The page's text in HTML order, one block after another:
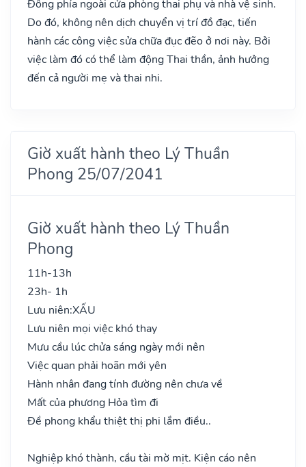
Đông phía ngoài cửa phòng thai phụ và nhà vệ sinh.
Do đó, không nên dịch chuyển vị trí đồ đạc, tiến
hành các công việc sửa chữa đục đẽo ở nơi này. Bởi
việc làm đó có thể làm động Thai thần, ảnh hưởng
đến cả người mẹ và thai nhi.
Giờ xuất hành theo Lý Thuần
Phong 25/07/2041
Giờ xuất hành theo Lý Thuần
Phong
11h-13h
23h- 1h
Lưu niên:XẤU
Lưu niên mọi việc khó thay
Mưu cầu lúc chửa sáng ngày mới nên
Việc quan phải hoãn mới yên
Hành nhân đang tính đường nên chưa về
Mất của phương Hỏa tìm đi
Đề phong khẩu thiệt thị phi lắm điều..
Nghiệp khó thành, cầu tài mờ mịt. Kiện cáo nên